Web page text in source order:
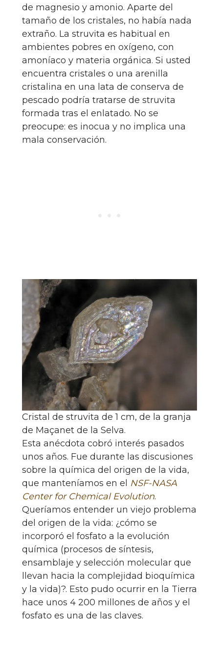
de magnesio y amonio. Aparte del
tamaño de los cristales, no había nada
extraño. La struvita es habitual en
ambientes pobres en oxígeno, con
amoníaco y materia orgánica. Si usted
encuentra cristales o una arenilla
cristalina en una lata de conserva de
pescado podría tratarse de struvita
formada tras el enlatado. No se
preocupe: es inocua y no implica una
mala conservación.
Cristal de struvita de 1 cm, de la granja
de Maçanet de la Selva.
Esta anécdota cobró interés pasados
unos años. Fue durante las discusiones
sobre la química del origen de la vida,
que manteníamos en el NSF-NASA
Center for Chemical Evolution.
Queríamos entender un viejo problema
del origen de la vida: ¿cómo se
incorporó el fosfato a la evolución
química (procesos de síntesis,
ensamblaje y selección molecular que
llevan hacia la complejidad bioquímica
y la vida)?. Esto pudo ocurrir en la Tierra
hace unos 4 200 millones de años y el
fosfato es una de las claves.